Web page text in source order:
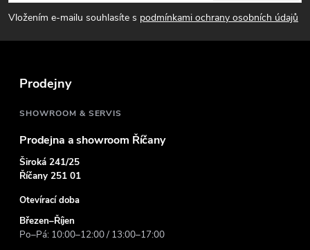
p
a
Vložením e-mailu souhlasíte s podmínkami ochrany osobních údajů
Prodejny
SHOWROOM & SERVIS
Prodejna a showroom Říčany
Široká 241/25
Říčany 251 01
Otevírací doba
Březen–Říjen
Po–Pá: 10:00–12:00 / 13:00–17:00